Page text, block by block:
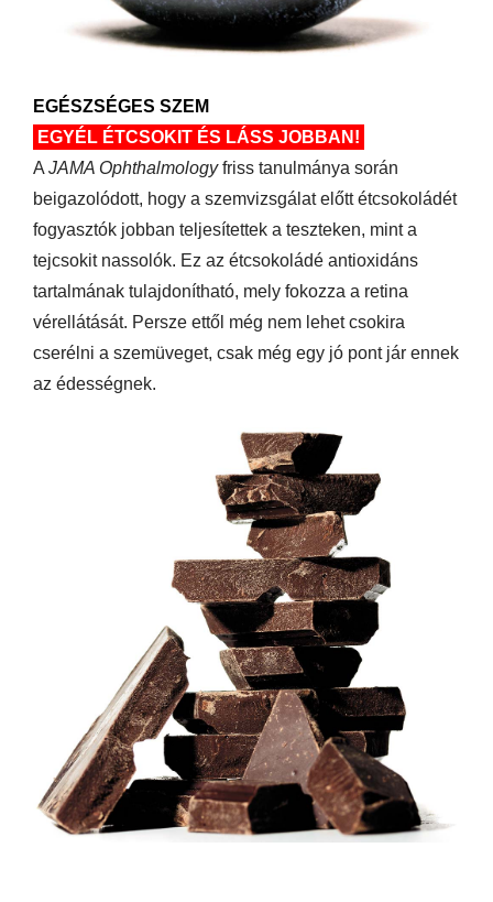
EGÉSZSÉGES SZEM
EGYÉL ÉTCSOKIT ÉS LÁSS JOBBAN!
A JAMA Ophthalmologyfriss tanulmánya során
beigazolódott, hogy a szemvizsgálat előtt étcsokoládét
fogyasztók jobban teljesítettek a teszteken, mint a
tejcsokit nassolók. Ez az étcsokoládé antioxidáns
tartalmának tulajdonítható, mely fokozza a retina
vérellátását. Persze ettől még nem lehet csokira
cserélni a szemüveget, csak még egy jó pont jár ennek
az édességnek.